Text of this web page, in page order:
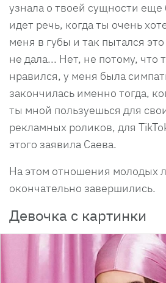
узнала о твоей сущности
идет речь, когда ты очень
меня в губы и так пытался
не дала... Нет, не потому, что
нравился, у меня была
закончилась именно тогда,
ты мной пользуешься для
рекламных роликов, для
этого заявила Саева.
На этом отношения молодых
окончательно завершились.
Девочка с картинки